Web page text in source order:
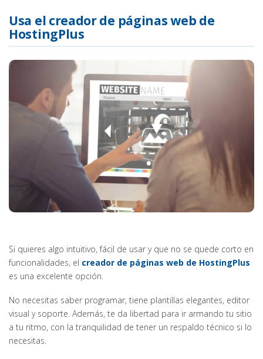
Usa el creador de páginas web de
HostingPlus
Si quieres algo intuitivo, fácil de usar y que no se quede corto en
funcionalidades, el creador de páginas web de HostingPlus
es una excelente opción.
No necesitas saber programar, tiene plantillas elegantes, editor
visual y soporte. Además, te da libertad para ir armando tu sitio
a tu ritmo, con la tranquilidad de tener un respaldo técnico si lo
necesitas.